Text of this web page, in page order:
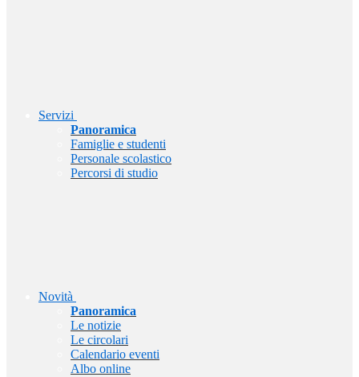
Servizi
Panoramica
Famiglie e studenti
Personale scolastico
Percorsi di studio
Novità
Panoramica
Le notizie
Le circolari
Calendario eventi
Albo online